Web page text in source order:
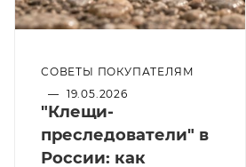
СОВЕТЫ ПОКУПАТЕЛЯМ
— 19.05.2026
"Клещи-
преследователи" в
России: как